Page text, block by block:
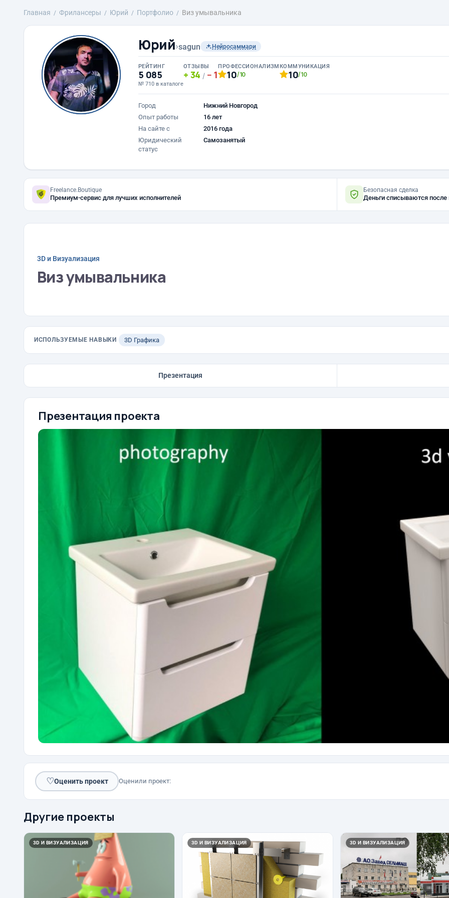
Главная Фрилансеры Юрий Портфолио Виз умывальника
Юрий›sagun Нейросаммари
РЕЙТИНГ
5 085
№ 710 в каталоге
ОТЗЫВЫ
34 / 1
ПРОФЕССИОНАЛИЗМ
10/10
КОММУНИКАЦИЯ
10/10
Город
Нижний Новгород
Опыт работы
16 лет
На сайте с
2016 года
Юридический
статус
Самозанятый
Freelance.Boutique
Премиум-сервис для лучших исполнителей
Безопасная сделка
Деньги списываются после
3D и Визуализация
Виз умывальника
ИСПОЛЬЗУЕМЫЕ НАВЫКИ 3D Графика
Презентация
Презентация проекта
♡Оценить проект Оценили проект:
Другие проекты
3D И ВИЗУАЛИЗАЦИЯ 3D И ВИЗУАЛИЗАЦИЯ 3D И ВИЗУАЛИЗАЦИЯ